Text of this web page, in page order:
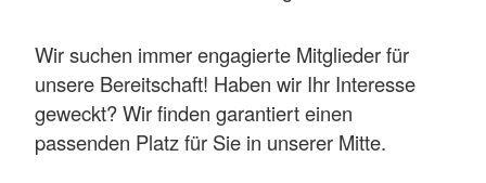
Wir suchen immer engagierte Mitglieder für
unsere Bereitschaft! Haben wir Ihr Interesse
geweckt? Wir finden garantiert einen
passenden Platz für Sie in unserer Mitte.